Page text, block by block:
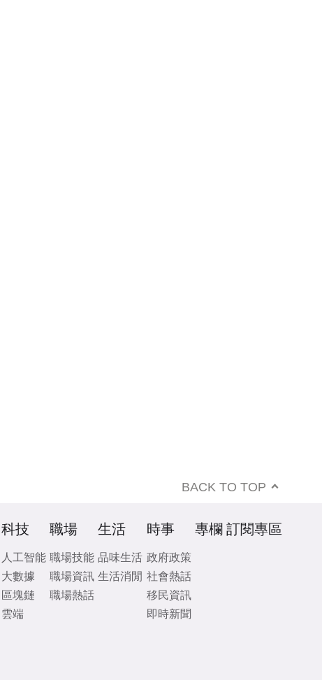
BACK TO TOP
科技
人工智能
大數據
區塊鏈
雲端
職場
職場技能
職場資訊
職場熱話
生活
品味生活
生活消閒
時事
政府政策
社會熱話
移民資訊
即時新聞
專欄 訂閱專區